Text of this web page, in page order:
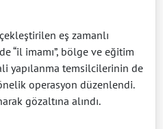
eş zamanlı
“il imamı”, bölge ve eğitim
yapılanma temsilcilerinin de
operasyon düzenlendi.
gözaltına alındı.